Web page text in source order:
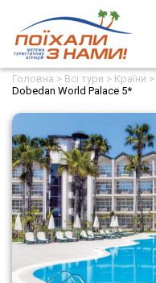
Головна > Всі тури > Країни >
Dobedan World Palace 5*